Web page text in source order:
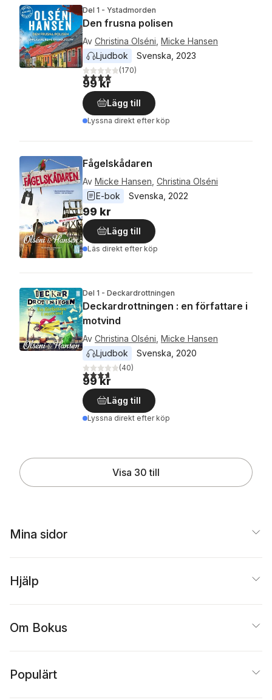
Del 1 - Ystadmorden
Den frusna polisen
Av Christina Olséni Micke Hansen
Ljudbok
Svenska 2023
4,0utav 5 stjärnor. Totalt antal röster:
(170)
99 kr
Lägg till
Lyssna direkt efter köp
Fågelskådaren
Av Micke Hansen Christina Olséni
E-bok
Svenska 2022
99 kr
Lägg till
Läs direkt efter köp
Del 1 - Deckardrottningen
Deckardrottningen : en författare i
motvind
Av Christina Olséni Micke Hansen
Ljudbok
Svenska 2020
3,7utav 5 stjärnor. Totalt antal röster:
(40)
99 kr
Lägg till
Lyssna direkt efter köp
Visa 30 till
Mina sidor
Hjälp
Om Bokus
Populärt